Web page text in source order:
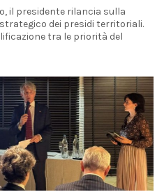
il presidente rilancia sulla
dei presidi territoriali.
tra le priorità del